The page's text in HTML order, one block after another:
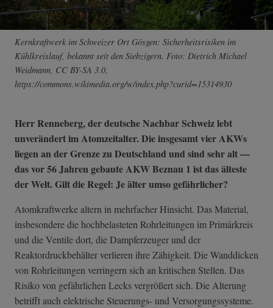
Kernkraftwerk im Schweizer Ort Gösgen: Sicherheitsrisiken im
Kühlkreislauf, bekannt seit den Siebzigern. Foto: Dietrich Michael
Weidmann, CC BY-SA 3.0,
https://commons.wikimedia.org/w/index.php?curid=15314930
Herr Renneberg, der deutsche Nachbar Schweiz lebt
unverändert im Atomzeitalter. Die insgesamt vier AKWs
liegen an der Grenze zu Deutschland und sind sehr alt —
das vor 56 Jahren gebaute AKW Beznau 1 ist das älteste
der Welt. Gilt die Regel: Je älter umso gefährlicher?
Atomkraftwerke altern in mehrfacher Hinsicht. Das Material,
insbesondere die hochbelasteten Rohrleitungen im Primärkreis
und die Ventile dort, die Dampferzeuger und der
Reaktordruckbehälter verlieren ihre Zähigkeit. Die Wanddicken
von Rohrleitungen verringern sich an kritischen Stellen. Das
Risiko von gefährlichen Lecks vergrößert sich. Die Alterung
betrifft auch elektrische Steuerungs- und Versorgungssysteme.